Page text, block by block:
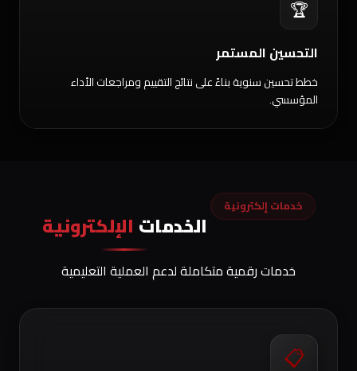
🏆
التحسين المستمر
خطط تحسين سنوية بناءً على نتائج التقييم ومراجعات الأداء
المؤسسي.
خدمات إلكترونية
الخدمات الإلكترونية
خدمات رقمية متكاملة لدعم العملية التعليمية
📋